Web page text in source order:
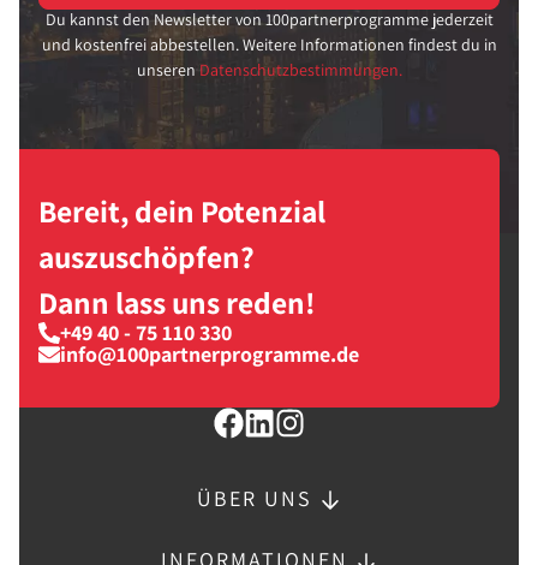
Du kannst den Newsletter von 100partnerprogramme jederzeit
und kostenfrei abbestellen. Weitere Informationen findest du in
unseren Datenschutzbestimmungen.
Bereit, dein Potenzial
auszuschöpfen?
Dann lass uns reden!
+49 40 - 75 110 330
info@100partnerprogramme.de
ÜBER UNS